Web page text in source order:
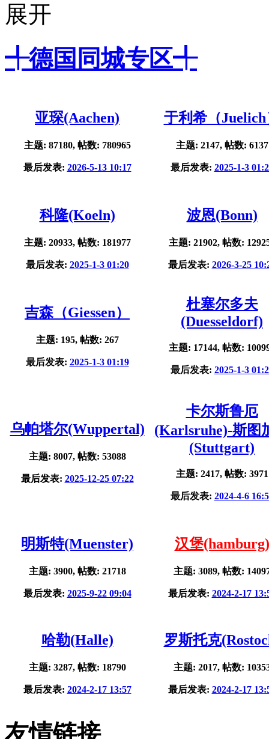
╃德国同城专区╃
亚琛(Aachen)
主题: 87180, 帖数: 780965
最后发表: 2026-5-13 10:17
于利希（Juelich
主题: 2147, 帖数: 6137
最后发表: 2025-1-3
科隆(Koeln)
主题: 20933, 帖数: 181977
最后发表: 2025-1-3 01:20
波恩(Bonn)
主题: 21902, 帖数:
最后发表: 2026-3-25
吉森（Giessen）
主题: 195, 帖数: 267
最后发表: 2025-1-3 01:19
杜塞尔多夫
(Duesseldorf)
主题: 17144, 帖数:
最后发表: 2025-1-3
乌帕塔尔(Wuppertal)
主题: 8007, 帖数: 53088
最后发表: 2025-12-25 07:22
卡尔斯鲁厄
(Karlsruhe)-斯图
(Stuttgart)
主题: 2417, 帖数: 3971
最后发表: 2024-4-6
明斯特(Muenster)
主题: 3900, 帖数: 21718
最后发表: 2025-9-22 09:04
汉堡(hamburg)
主题: 3089, 帖数:
最后发表: 2024-2-17
哈勒(Halle)
主题: 3287, 帖数: 18790
最后发表: 2024-2-17 13:57
罗斯托克
主题: 2017, 帖数:
最后发表: 2024-2-17
友情链接